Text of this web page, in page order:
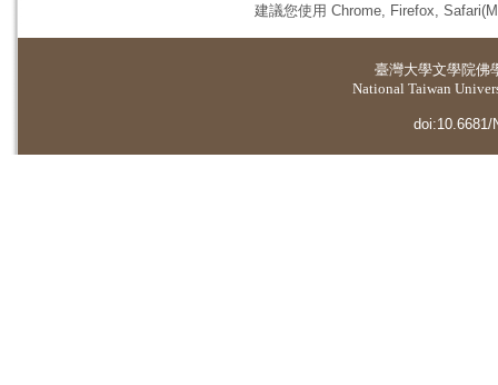
建議您使用 Chrome, Firefox,
臺灣大學文學院佛
National Taiwan
doi:10.6681/